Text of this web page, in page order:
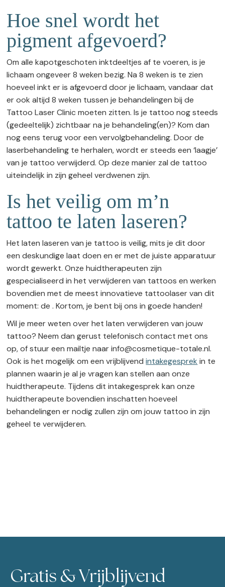
Hoe snel wordt het
pigment afgevoerd?
Om alle kapotgeschoten inktdeeltjes af te voeren, is je
lichaam ongeveer 8 weken bezig. Na 8 weken is te zien
hoeveel inkt er is afgevoerd door je lichaam, vandaar dat
er ook altijd 8 weken tussen je behandelingen bij de
Tattoo Laser Clinic moeten zitten. Is je tattoo nog steeds
(gedeeltelijk) zichtbaar na je behandeling(en)? Kom dan
nog eens terug voor een vervolgbehandeling. Door de
laserbehandeling te herhalen, wordt er steeds een ‘laagje’
van je tattoo verwijderd. Op deze manier zal de tattoo
uiteindelijk in zijn geheel verdwenen zijn.
Is het veilig om m’n
tattoo te laten laseren?
Het laten laseren van je tattoo is veilig, mits je dit door
een deskundige laat doen en er met de juiste apparatuur
wordt gewerkt. Onze huidtherapeuten zijn
gespecialiseerd in het verwijderen van tattoos en werken
bovendien met de meest innovatieve tattoolaser van dit
moment: de . Kortom, je bent bij ons in goede handen!
Wil je meer weten over het laten verwijderen van jouw
tattoo? Neem dan gerust telefonisch contact met ons
op, of stuur een mailtje naar info@cosmetique-totale.nl.
Ook is het mogelijk om een vrijblijvendintakegesprek in te
plannen waarin je al je vragen kan stellen aan onze
huidtherapeute. Tijdens dit intakegesprek kan onze
huidtherapeute bovendien inschatten hoeveel
behandelingen er nodig zullen zijn om jouw tattoo in zijn
geheel te verwijderen.
Gratis & Vrijblijvend